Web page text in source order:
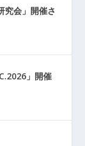
究会」開催さ
」開催